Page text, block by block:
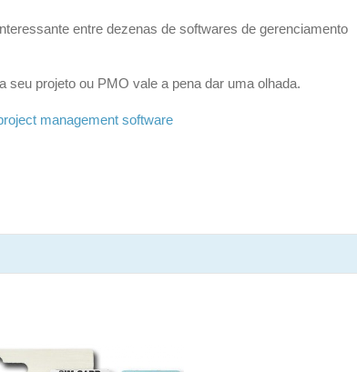
entre dezenas de softwares de gerenciamento
seu projeto ou PMO vale a pena dar uma olhada.
management software